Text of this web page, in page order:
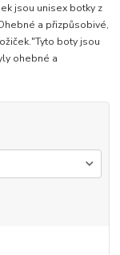
jsou unisex botky z
a přizpůsobivé,
boty jsou
ohebné a